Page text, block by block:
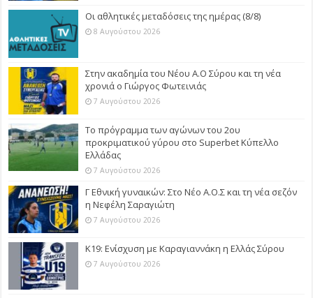
Οι αθλητικές μεταδόσεις της ημέρας (8/8)
8 Αυγούστου 2026
Στην ακαδημία του Νέου Α.Ο Σύρου και τη νέα
χρονιά ο Γιώργος Φωτεινιάς
7 Αυγούστου 2026
Το πρόγραμμα των αγώνων του 2ου
προκριματικού γύρου στο Superbet Κύπελλο
Ελλάδας
7 Αυγούστου 2026
Γ Εθνική γυναικών: Στο Νέο Α.Ο.Σ και τη νέα σεζόν
η Νεφέλη Σαραγιώτη
7 Αυγούστου 2026
Κ19: Ενίσχυση με Καραγιαννάκη η Ελλάς Σύρου
7 Αυγούστου 2026